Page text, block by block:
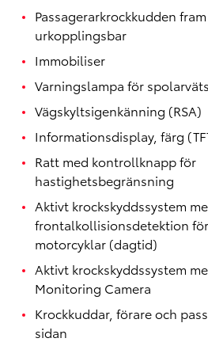
Passagerarkrockkudden fram
urkopplingsbar
Immobiliser
Varningslampa för
Vägskyltsigenkänning (RSA)
Informationsdisplay, färg
Ratt med kontrollknapp för
hastighetsbegränsning
Aktivt krockskyddssystem
frontalkollisionsdetektion
motorcyklar (dagtid)
Aktivt krockskyddssystem
Monitoring Camera
Krockkuddar, förare och
sidan